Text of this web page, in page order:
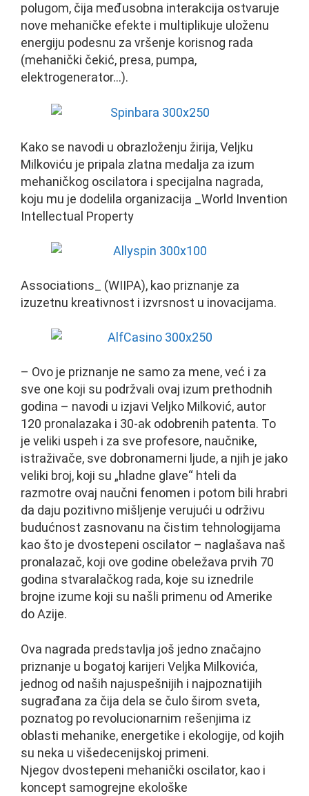
polugom, čija međusobna interakcija ostvaruje
nove mehaničke efekte i multiplikuje uloženu
energiju podesnu za vršenje korisnog rada
(mehanički čekić, presa, pumpa,
elektrogenerator…).
Kako se navodi u obrazloženju žirija, Veljku
Milkoviću je pripala zlatna medalja za izum
mehaničkog oscilatora i specijalna nagrada,
koju mu je dodelila organizacija _World Invention
Intellectual Property
Associations_ (WIIPA), kao priznanje za
izuzetnu kreativnost i izvrsnost u inovacijama.
– Ovo je priznanje ne samo za mene, već i za
sve one koji su podržvali ovaj izum prethodnih
godina – navodi u izjavi Veljko Milković, autor
120 pronalazaka i 30-ak odobrenih patenta. To
je veliki uspeh i za sve profesore, naučnike,
istraživače, sve dobronamerni ljude, a njih je jako
veliki broj, koji su „hladne glave“ hteli da
razmotre ovaj naučni fenomen i potom bili hrabri
da daju pozitivno mišljenje verujući u održivu
budućnost zasnovanu na čistim tehnologijama
kao što je dvostepeni oscilator – naglašava naš
pronalazač, koji ove godine obeležava prvih 70
godina stvaralačkog rada, koje su iznedrile
brojne izume koji su našli primenu od Amerike
do Azije.
Ova nagrada predstavlja još jedno značajno
priznanje u bogatoj karijeri Veljka Milkovića,
jednog od naših najuspešnijih i najpoznatijih
sugrađana za čija dela se čulo širom sveta,
poznatog po revolucionarnim rešenjima iz
oblasti mehanike, energetike i ekologije, od kojih
su neka u višedecenijskoj primeni.
Njegov dvostepeni mehanički oscilator, kao i
koncept samogrejne ekološke